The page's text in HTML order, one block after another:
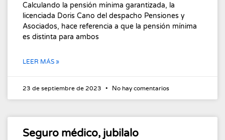
Calculando la pensión mínima garantizada, la
licenciada Doris Cano del despacho Pensiones y
Asociados, hace referencia a que la pensión mínima
es distinta para ambos
LEER MÁS »
23 de septiembre de 2023 No hay comentarios
Seguro médico, jubilalo